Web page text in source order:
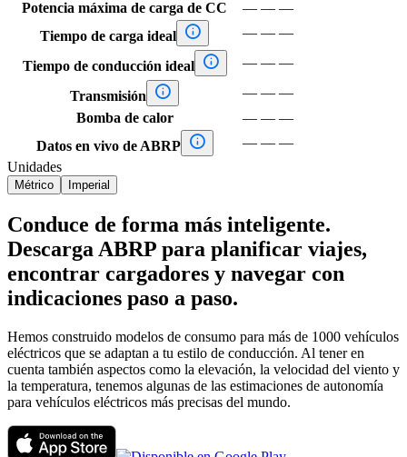
Potencia máxima de carga de CC
— — —
Tiempo de carga ideal  — — —
Tiempo de conducción ideal  — — —
Transmisión  — — —
Bomba de calor
— — —
Datos en vivo de ABRP
 — — —
Unidades
Métrico Imperial
Conduce de forma más inteligente.
Descarga ABRP para planificar viajes,
encontrar cargadores y navegar con
indicaciones paso a paso.
Hemos construido modelos de consumo para más de 1000 vehículos
eléctricos que se adaptan a tu estilo de conducción. Al tener en
cuenta también aspectos como la elevación, la velocidad del viento y
la temperatura, tenemos algunas de las estimaciones de autonomía
para vehículos eléctricos más precisas del mundo.